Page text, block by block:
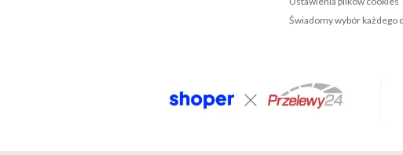
Świadomy wybór każdego